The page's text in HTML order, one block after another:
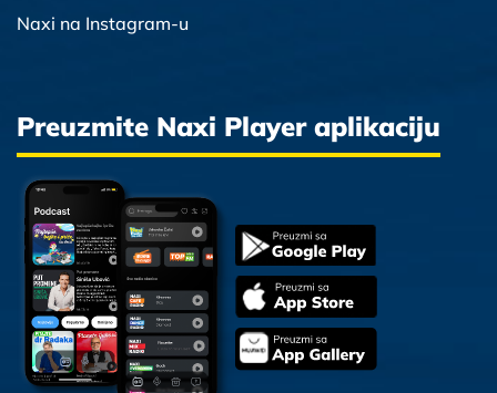
Naxi na Instagram-u
Preuzmite Naxi Player aplikaciju